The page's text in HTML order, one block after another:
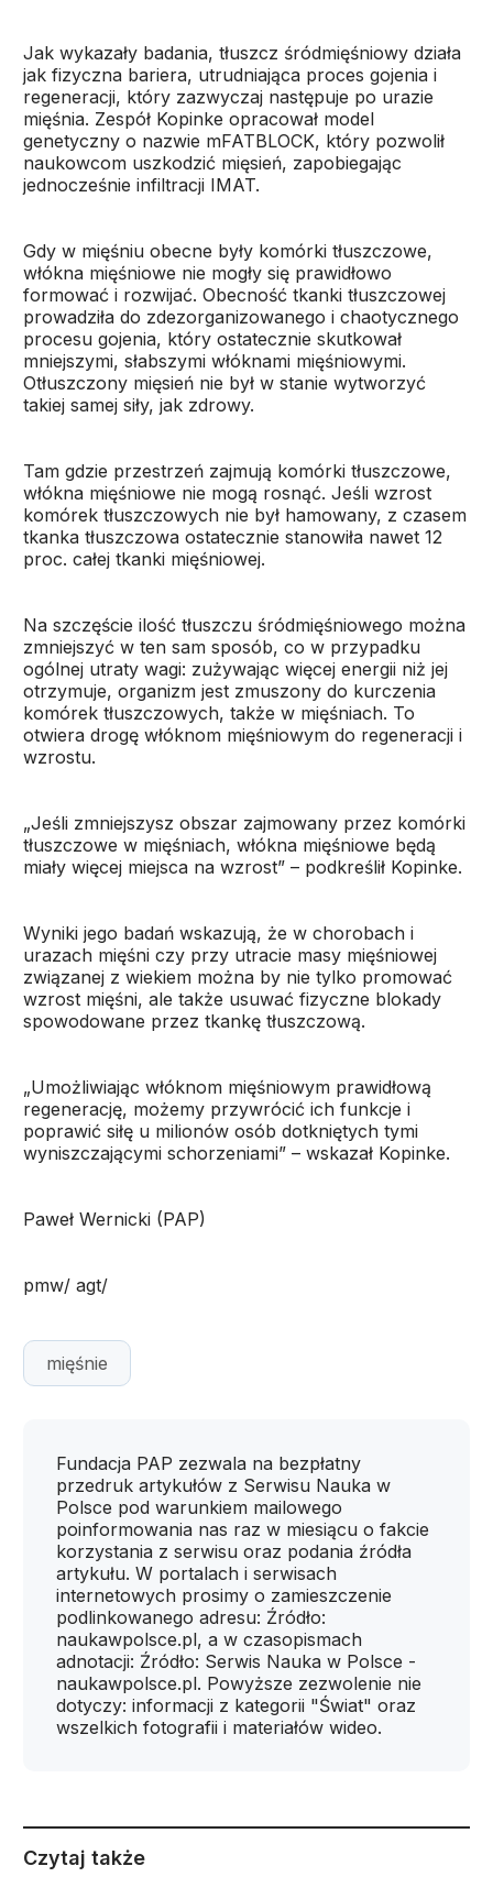
Jak wykazały badania, tłuszcz śródmięśniowy działa
jak fizyczna bariera, utrudniająca proces gojenia i
regeneracji, który zazwyczaj następuje po urazie
mięśnia. Zespół Kopinke opracował model
genetyczny o nazwie mFATBLOCK, który pozwolił
naukowcom uszkodzić mięsień, zapobiegając
jednocześnie infiltracji IMAT.
Gdy w mięśniu obecne były komórki tłuszczowe,
włókna mięśniowe nie mogły się prawidłowo
formować i rozwijać. Obecność tkanki tłuszczowej
prowadziła do zdezorganizowanego i chaotycznego
procesu gojenia, który ostatecznie skutkował
mniejszymi, słabszymi włóknami mięśniowymi.
Otłuszczony mięsień nie był w stanie wytworzyć
takiej samej siły, jak zdrowy.
Tam gdzie przestrzeń zajmują komórki tłuszczowe,
włókna mięśniowe nie mogą rosnąć. Jeśli wzrost
komórek tłuszczowych nie był hamowany, z czasem
tkanka tłuszczowa ostatecznie stanowiła nawet 12
proc. całej tkanki mięśniowej.
Na szczęście ilość tłuszczu śródmięśniowego można
zmniejszyć w ten sam sposób, co w przypadku
ogólnej utraty wagi: zużywając więcej energii niż jej
otrzymuje, organizm jest zmuszony do kurczenia
komórek tłuszczowych, także w mięśniach. To
otwiera drogę włóknom mięśniowym do regeneracji i
wzrostu.
„Jeśli zmniejszysz obszar zajmowany przez komórki
tłuszczowe w mięśniach, włókna mięśniowe będą
miały więcej miejsca na wzrost” – podkreślił Kopinke.
Wyniki jego badań wskazują, że w chorobach i
urazach mięśni czy przy utracie masy mięśniowej
związanej z wiekiem można by nie tylko promować
wzrost mięśni, ale także usuwać fizyczne blokady
spowodowane przez tkankę tłuszczową.
„Umożliwiając włóknom mięśniowym prawidłową
regenerację, możemy przywrócić ich funkcje i
poprawić siłę u milionów osób dotkniętych tymi
wyniszczającymi schorzeniami” – wskazał Kopinke.
Paweł Wernicki (PAP)
pmw/ agt/
mięśnie
Fundacja PAP zezwala na bezpłatny
przedruk artykułów z Serwisu Nauka w
Polsce pod warunkiem mailowego
poinformowania nas raz w miesiącu o fakcie
korzystania z serwisu oraz podania źródła
artykułu. W portalach i serwisach
internetowych prosimy o zamieszczenie
podlinkowanego adresu: Źródło:
naukawpolsce.pl, a w czasopismach
adnotacji: Źródło: Serwis Nauka w Polsce -
naukawpolsce.pl. Powyższe zezwolenie nie
dotyczy: informacji z kategorii "Świat" oraz
wszelkich fotografii i materiałów wideo.
Czytaj także